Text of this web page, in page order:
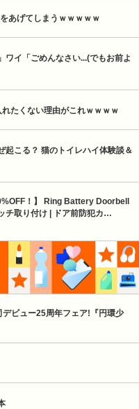
あげてしまうｗｗｗｗｗ
イ「ごめんなさい...(でもお前よ
たくない理由がこれｗｗｗｗ
起こる？ 猫のトイレハイ体験談＆
！】 Ring Battery Doorbell
チ取り付け | ドア前防犯カ…
ビュー25周年フェア!『円環少